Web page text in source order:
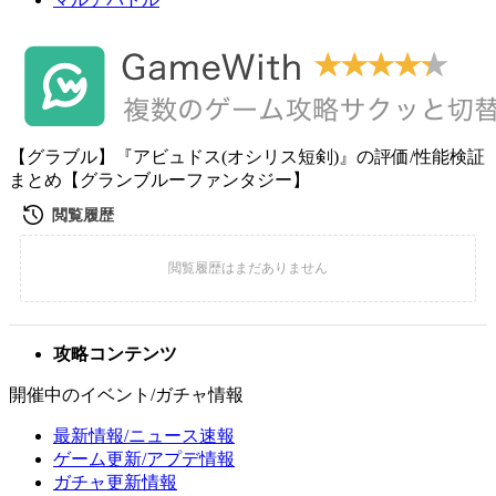
【グラブル】『アビュドス(オシリス短剣)』の評価/性能検証
まとめ【グランブルーファンタジー】
攻略コンテンツ
開催中のイベント/ガチャ情報
最新情報/ニュース速報
ゲーム更新/アプデ情報
ガチャ更新情報